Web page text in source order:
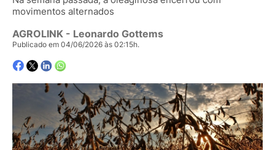
movimentos alternados
AGROLINK - Leonardo Gottems
Publicado em 04/06/2026 às 02:15h.